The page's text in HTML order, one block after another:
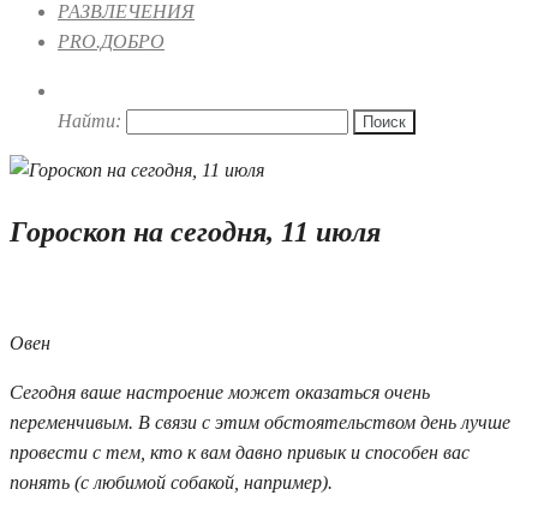
РАЗВЛЕЧЕНИЯ
PRO.ДОБРО
Найти:
Гороскоп на сегодня, 11 июля
Овен
Сегодня ваше настроение может оказаться очень
переменчивым. В связи с этим обстоятельством день лучше
провести с тем, кто к вам давно привык и способен вас
понять (с любимой собакой, например).